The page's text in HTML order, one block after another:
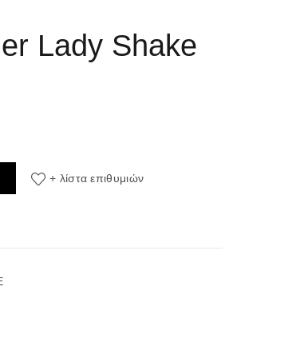
Lady Shake
ποσότητα
+ λίστα επιθυμιών